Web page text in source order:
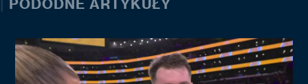
PODODNE ARTYKUŁY